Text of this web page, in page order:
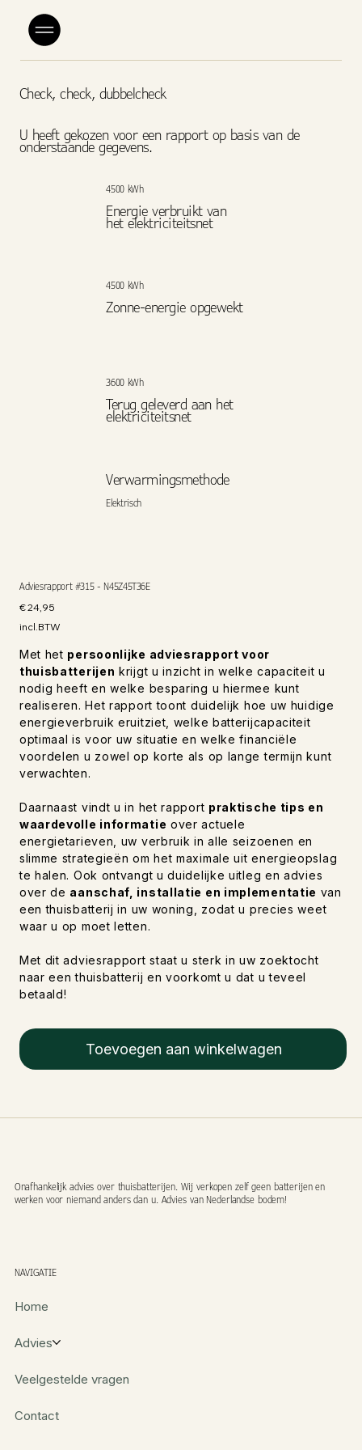
Check, check, dubbelcheck
U heeft gekozen voor een rapport op basis van de
onderstaande gegevens.
4500 kWh
Energie verbruikt van
het elektriciteitsnet
4500 kWh
Zonne-energie opgewekt
3600 kWh
Terug geleverd aan het
elektriciteitsnet
Elektrisch
Verwarmingsmethode
Adviesrapport #315 - N45Z45T36E
Prijs
€ 24,95
incl.BTW
Met het persoonlijke adviesrapport voor
thuisbatterijen krijgt u inzicht in welke capaciteit u
nodig heeft en welke besparing u hiermee kunt
realiseren. Het rapport toont duidelijk hoe uw huidige
energieverbruik eruitziet, welke batterijcapaciteit
optimaal is voor uw situatie en welke financiële
voordelen u zowel op korte als op lange termijn kunt
verwachten.
Daarnaast vindt u in het rapport praktische tips en
waardevolle informatie over actuele
energietarieven, uw verbruik in alle seizoenen en
slimme strategieën om het maximale uit energieopslag
te halen. Ook ontvangt u duidelijke uitleg en advies
over de aanschaf, installatie en implementatie van
een thuisbatterij in uw woning, zodat u precies weet
waar u op moet letten.
Met dit adviesrapport staat u sterk in uw zoektocht
naar een thuisbatterij en voorkomt u dat u teveel
betaald!
Toevoegen aan winkelwagen
NAVIGATIE
Onafhankelijk advies over thuisbatterijen. Wij verkopen zelf geen batterijen en
werken voor niemand anders dan u. Advies van Nederlandse bodem!
Home
Advies
Veelgestelde vragen
Contact